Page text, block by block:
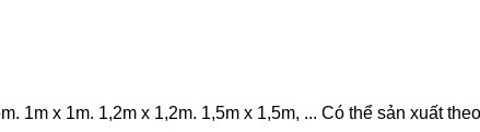
1m x 1m. 1,2m x 1,2m. 1,5m x 1,5m, ... Có thể sản xuất